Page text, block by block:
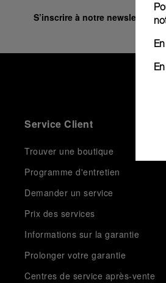
S’inscrire à notre newsletter
Service Client
Trouver une boutique
Programme d'entretien
Demander un service
Prix des services
Informations sur la garantie
Prolonger votre garantie
Centres de service après-vente